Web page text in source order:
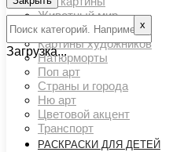
Животный мир
Люди
Картины художников
Натюрморты
Поп арт
Страны и города
Ню арт
Цветовой акцент
Транспорт
РАСКРАСКИ ДЛЯ ДЕТЕЙ
х
Загрузка...